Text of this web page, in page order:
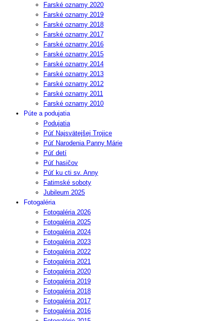
Farské oznamy 2020
Farské oznamy 2019
Farské oznamy 2018
Farské oznamy 2017
Farské oznamy 2016
Farské oznamy 2015
Farské oznamy 2014
Farské oznamy 2013
Farské oznamy 2012
Farské oznamy 2011
Farské oznamy 2010
Púte a podujatia
Podujatia
Púť Najsvätejšej Trojice
Púť Narodenia Panny Márie
Púť detí
Púť hasičov
Púť ku cti sv. Anny
Fatimské soboty
Jubileum 2025
Fotogaléria
Fotogaléria 2026
Fotogaléria 2025
Fotogaléria 2024
Fotogaléria 2023
Fotogaléria 2022
Fotogaléria 2021
Fotogaléria 2020
Fotogaléria 2019
Fotogaléria 2018
Fotogaléria 2017
Fotogaléria 2016